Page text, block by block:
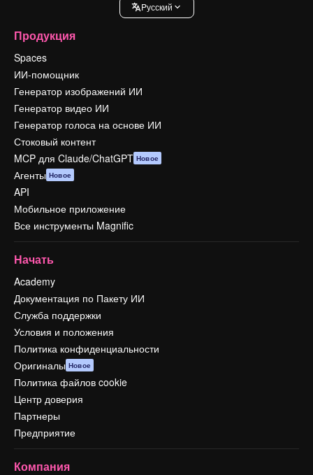
Pусский
Продукция
Spaces
ИИ-помощник
Генератор изображений ИИ
Генератор видео ИИ
Генератор голоса на основе ИИ
Стоковый контент
MCP для Claude/ChatGPT Новое
Агенты Новое
API
Мобильное приложение
Все инструменты Magnific
Начать
Academy
Документация по Пакету ИИ
Служба поддержки
Условия и положения
Политика конфиденциальности
Оригиналы Новое
Политика файлов cookie
Центр доверия
Партнеры
Предприятие
Компания